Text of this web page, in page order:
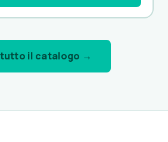
tutto il catalogo →